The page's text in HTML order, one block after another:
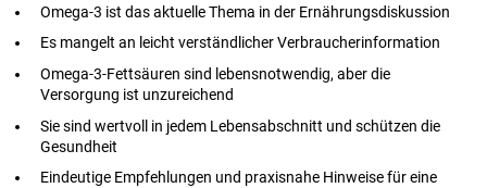
Omega-3 ist das aktuelle Thema in der Ernährungsdiskussion
Es mangelt an leicht verständlicher Verbraucherinformation
Omega-3-Fettsäuren sind lebensnotwendig, aber die
Versorgung ist unzureichend
Sie sind wertvoll in jedem Lebensabschnitt und schützen die
Gesundheit
Eindeutige Empfehlungen und praxisnahe Hinweise für eine